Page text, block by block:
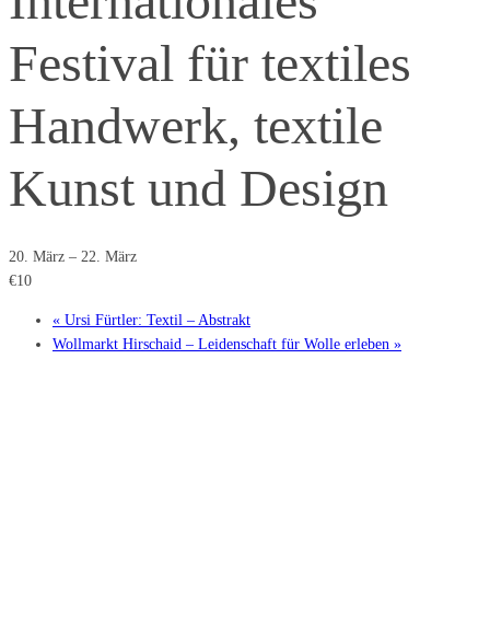
Festival für textiles
Handwerk, textile
Kunst und Design
20. März – 22. März
€10
« Ursi Fürtler: Textil – Abstrakt
Wollmarkt Hirschaid – Leidenschaft für Wolle erleben »